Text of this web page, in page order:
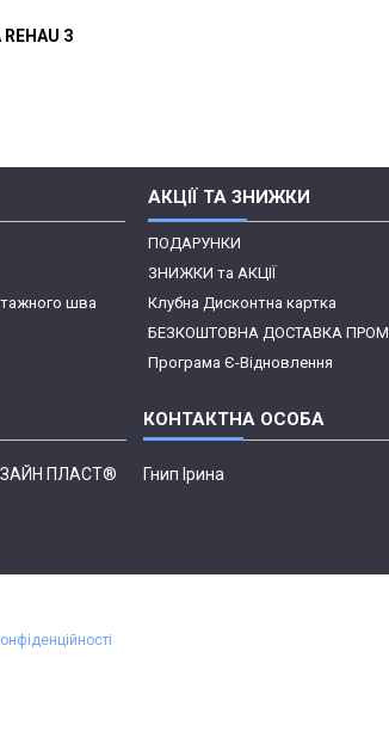
З
шва
АКЦІЇ ТА ЗНИЖКИ
ПОДАРУНКИ
ЗНИЖКИ та АКЦІЇ
Клубна Дисконтна картка
БЕЗКОШТОВНА ДОСТАВКА ПРОМ
Програма Є-Відновлення
ПЛАСТ® Гнип Ірина